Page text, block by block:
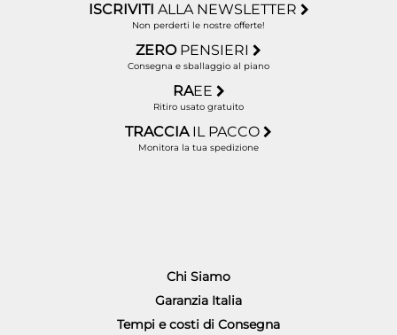
ISCRIVITI ALLA NEWSLETTER
Non perderti le nostre offerte!
ZERO PENSIERI
Consegna e sballaggio al piano
RAEE
Ritiro usato gratuito
TRACCIA IL PACCO
Monitora la tua spedizione
Chi Siamo
Garanzia Italia
Tempi e costi di Consegna